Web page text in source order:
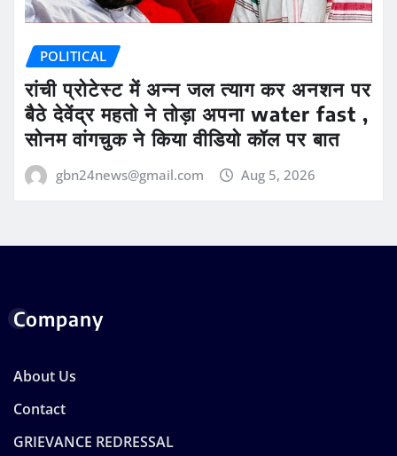
POLITICAL
रांची प्रोटेस्ट में अन्न जल त्याग कर अनशन पर
बैठे देवेंद्र महतो ने तोड़ा अपना water fast ,
सोनम वांगचुक ने किया वीडियो कॉल पर बात
gbn24news@gmail.com Aug 5, 2026
Company
About Us
Contact
GRIEVANCE REDRESSAL